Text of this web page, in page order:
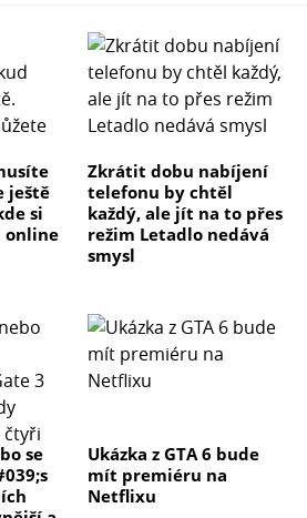
ještě
si
online
Zkrátit dobu nabíjení
telefonu by chtěl
každý, ale jít na to přes
režim Letadlo nedává
smysl
se
Ukázka z GTA 6 bude
mít premiéru na
Netflixu